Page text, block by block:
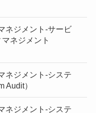
ネジメント-サービ
ネジメント
ネジメント-システ
Audit）
ネジメント-システ